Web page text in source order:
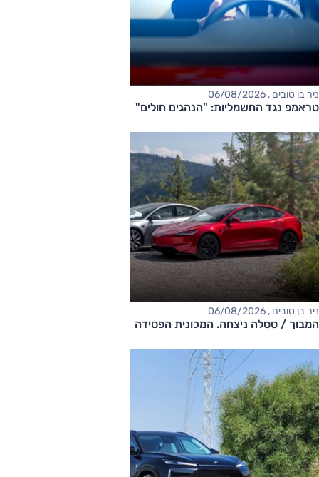
ניר בן טובים , 06/08/2026
טראמפ נגד החשמליות: "הנהגים חולים"
ניר בן טובים , 06/08/2026
המבוך / טסלה ניצחה. המכונית הפסידה